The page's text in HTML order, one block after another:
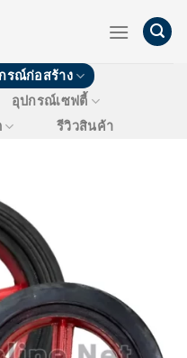
รณ์ก่อสร้าง
อุปกรณ์เซฟตี้
รีวิวสินค้า